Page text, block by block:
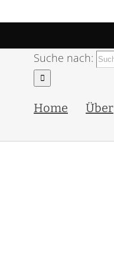
Suche nach:
Home Über